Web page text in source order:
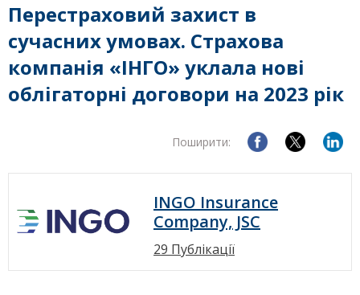
Перестраховий захист в
сучасних умовах. Страхова
компанія «ІНГО» уклала нові
облігаторні договори на 2023 рік
Поширити:
INGO Insurance
Company, JSC
29 Публікації